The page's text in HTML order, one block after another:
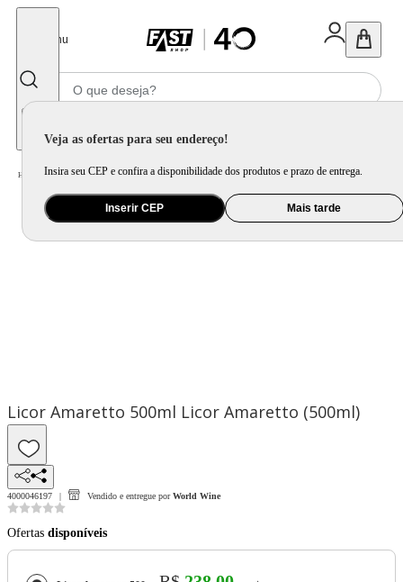
Menu
Veja as ofertas para seu endereço!
Insira seu CEP e confira a disponibilidade dos produtos e prazo de entrega.
Inserir CEP Mais tarde
Home Mercado / Bebida Vinho
Licor Amaretto 500ml Licor Amaretto (500ml)
4000046197 Vendido e entregue por World Wine
Ofertas disponíveis